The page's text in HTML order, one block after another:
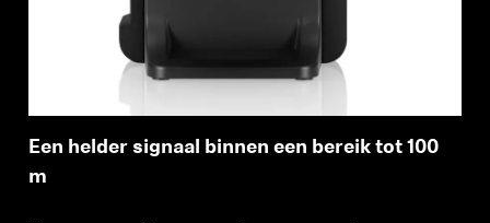
Een helder signaal binnen een bereik tot 100
m